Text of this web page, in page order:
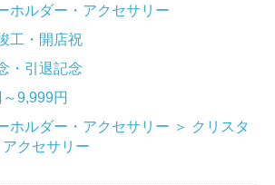
ホルダー・アクセサリー
工・開店祝
・引退記念
9,999円
ホルダー・アクセサリー ＞ クリスタ
クセサリー